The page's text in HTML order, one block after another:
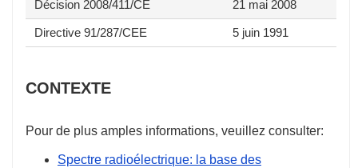
Décision 2008/411/CE 21 mai 2008
Directive 91/287/CEE 5 juin 1991
CONTEXTE
Pour de plus amples informations, veuillez consulter:
Spectre radioélectrique: la base des